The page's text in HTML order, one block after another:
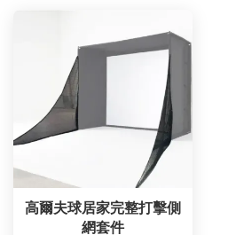
高爾夫球居家完整打擊側
網套件